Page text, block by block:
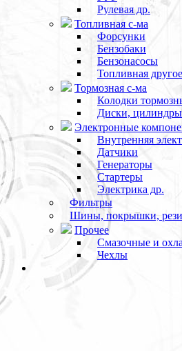
Рулевая др.
Топливная с-ма
Форсунки
Бензобаки
Бензонасосы
Топливная другое
Тормозная с-ма
Колодки
Диски,
Электронные
Внутренняя
Датчики
Генераторы
Стартеры
Электрика др.
Фильтры
Шины, покрышки,
Прочее
Смазочные и
Чехлы